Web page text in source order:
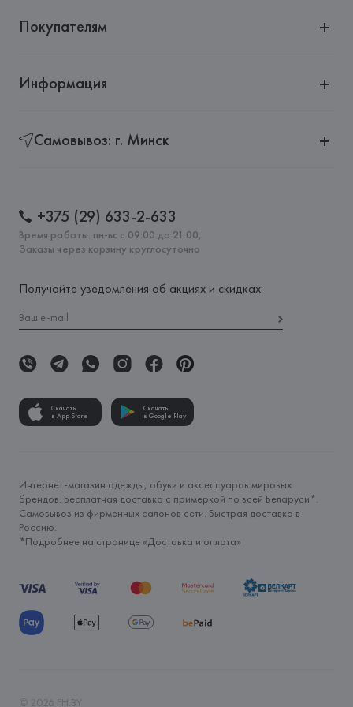
Покупателям
Информация
Самовывоз: г. Минск
+375 (29) 633-2-633
Время работы: пн-вс с 09:00 до 21:00,
Заказы через корзину круглосуточно
Получайте уведомления об акциях и скидках:
Скачать
в App Store
Скачать
в Google Play
Интернет-магазин одежды, обуви и аксессуаров мировых
брендов. Бесплатная доставка с примеркой по всей Беларуси*.
Самовывоз из фирменных салонов сети. Быстрая доставка в
Россию.
*Подробнее на странице «Доставка и оплата»
© 2026 FH.BY